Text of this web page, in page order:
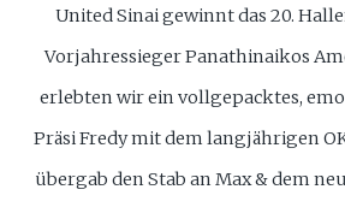
United Sinai gewinnt das 20.
Vorjahressieger Panathinaikos
erlebten wir ein vollgepacktes,
Präsi Fredy mit dem langjährigen
übergab den Stab an Max & dem